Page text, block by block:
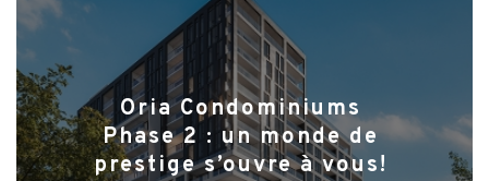
Oria Condominiums
Phase 2 : un monde de
prestige s’ouvre à vous!